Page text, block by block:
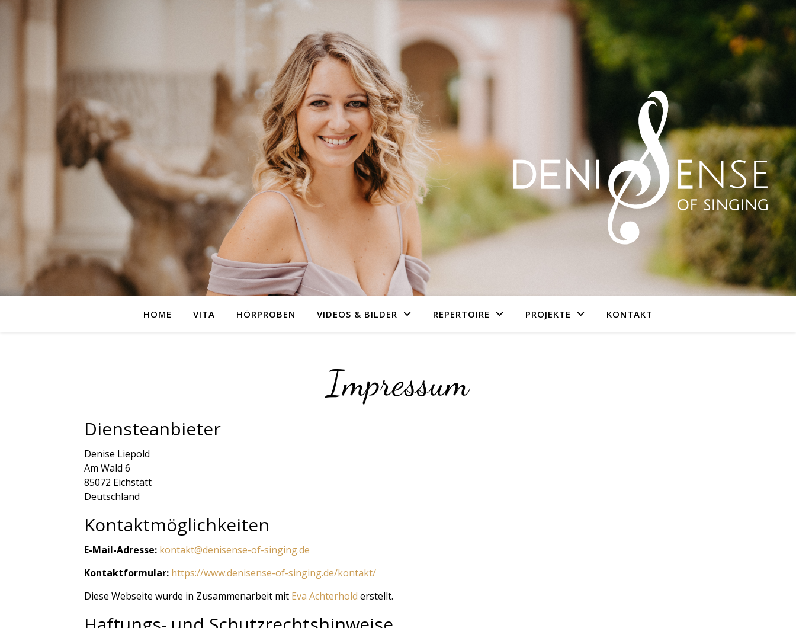
HOME VITA HÖRPROBEN VIDEOS & BILDER REPERTOIRE PROJEKTE KONTAKT
Impressum
Diensteanbieter
Denise Liepold
Am Wald 6
85072 Eichstätt
Deutschland
Kontaktmöglichkeiten
E-Mail-Adresse: kontakt@denisense-of-singing.de
Kontaktformular: https://www.denisense-of-singing.de/kontakt/
Diese Webseite wurde in Zusammenarbeit mit Eva Achterhold erstellt.